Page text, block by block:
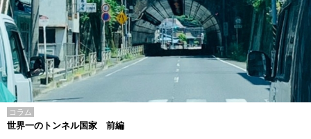
コラム
世界一のトンネル国家 前編